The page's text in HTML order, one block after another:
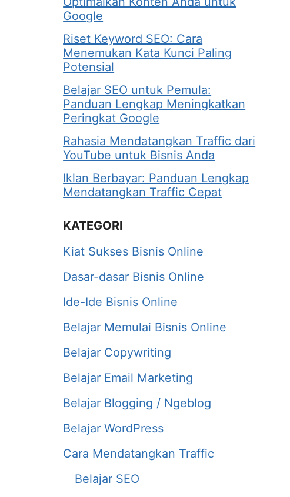
Google
Riset Keyword SEO: Cara
Menemukan Kata Kunci Paling
Potensial
Belajar SEO untuk Pemula:
Panduan Lengkap Meningkatkan
Peringkat Google
Rahasia Mendatangkan Traffic dari
YouTube untuk Bisnis Anda
Iklan Berbayar: Panduan Lengkap
Mendatangkan Traffic Cepat
KATEGORI
Kiat Sukses Bisnis Online
Dasar-dasar Bisnis Online
Ide-Ide Bisnis Online
Belajar Memulai Bisnis Online
Belajar Copywriting
Belajar Email Marketing
Belajar Blogging / Ngeblog
Belajar WordPress
Cara Mendatangkan Traffic
Belajar SEO